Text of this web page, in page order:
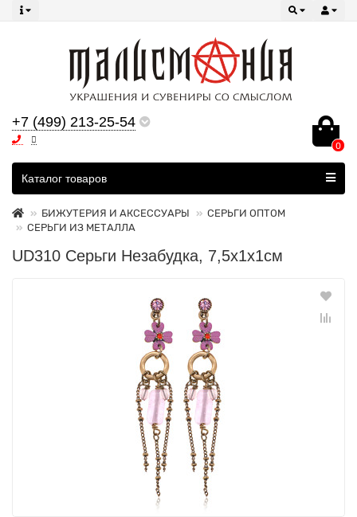
+7 (499) 213-25-54
0
Все категории
Каталог товаров
БИЖУТЕРИЯ И АКСЕССУАРЫ
СЕРЬГИ ОПТОМ
СЕРЬГИ ИЗ МЕТАЛЛА
UD310 Серьги Незабудка, 7,5х1х1см